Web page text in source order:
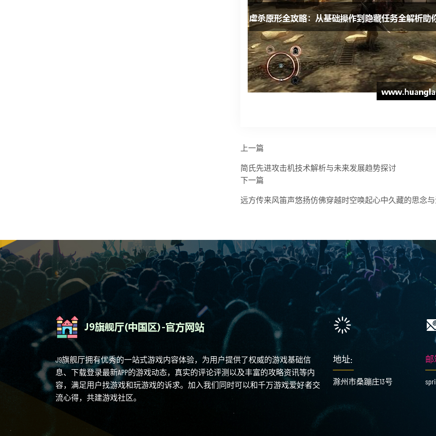
上一篇
简氏先进攻击机技术解析与未来发展趋势探讨
下一篇
远方传来风笛声悠扬仿佛穿越时空唤起心中久藏的思念
J9旗舰厅拥有优秀的一站式游戏内容体验，为用户提供了权威的游戏基础信
息、下载登录最新APP的游戏动态，真实的评论评测以及丰富的攻略资讯等内
容，满足用户找游戏和玩游戏的诉求。加入我们同时可以和千万游戏爱好者交
流心得，共建游戏社区。
地址:
滁州市桑蹦庄13号
邮